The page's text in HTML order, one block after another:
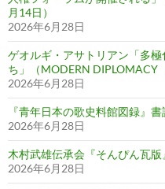
月14日）
2026年6月28日
ゲオルギ・アサトリアン「多
ち」（MODERN DIPLOMACY
2026年6月28日
『青年日本の歌史料館図録』書
2026年6月28日
木村武雄伝承会『そんぴん瓦版
2026年6月28日